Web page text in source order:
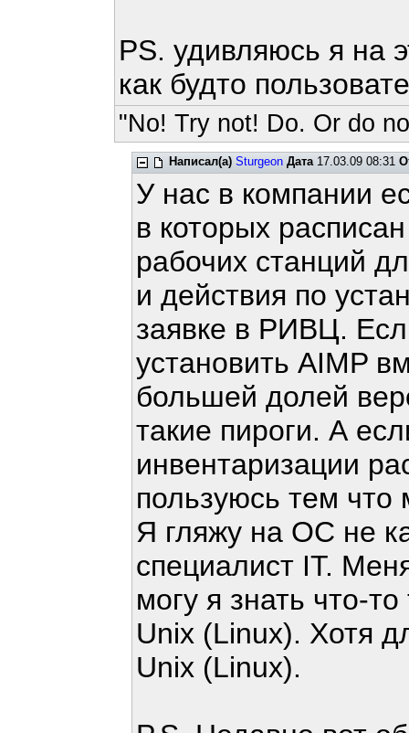
PS. удивляюсь я на
как будто
"No! Try not! Do. Or do
Написал(а) Sturgeon Дата17.03.09 08:31
У нас в компании
в которых
рабочих станций
и действия по
заявке в РИВЦ.
установить AIMP
большей долей
такие пироги. А
инвентаризации
пользуюсь тем что
Я гляжу на ОС не
специалист IT.
могу я знать что-
Unix (Linux). Хотя
Unix (Linux).